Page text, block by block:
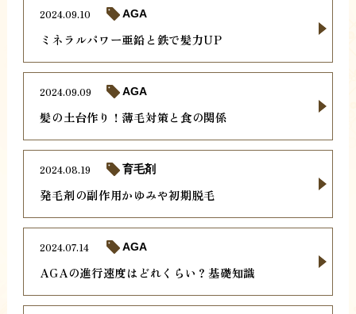
ミネラルパワー亜鉛と鉄で髪力UP
2024.09.10 AGA
髪の土台作り！薄毛対策と食の関係
2024.09.09 AGA
発毛剤の副作用かゆみや初期脱毛
2024.08.19 育毛剤
AGAの進行速度はどれくらい？基礎知識
2024.07.14 AGA